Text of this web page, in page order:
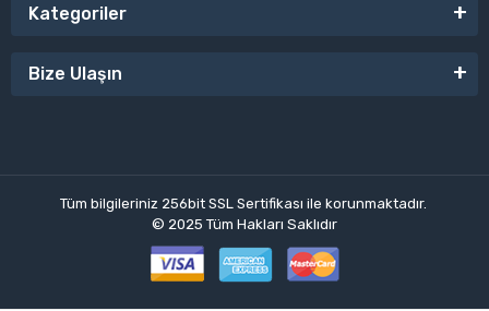
Kategoriler
Bize Ulaşın
Tüm bilgileriniz 256bit SSL Sertifikası ile korunmaktadır.
© 2025 Tüm Hakları Saklıdır